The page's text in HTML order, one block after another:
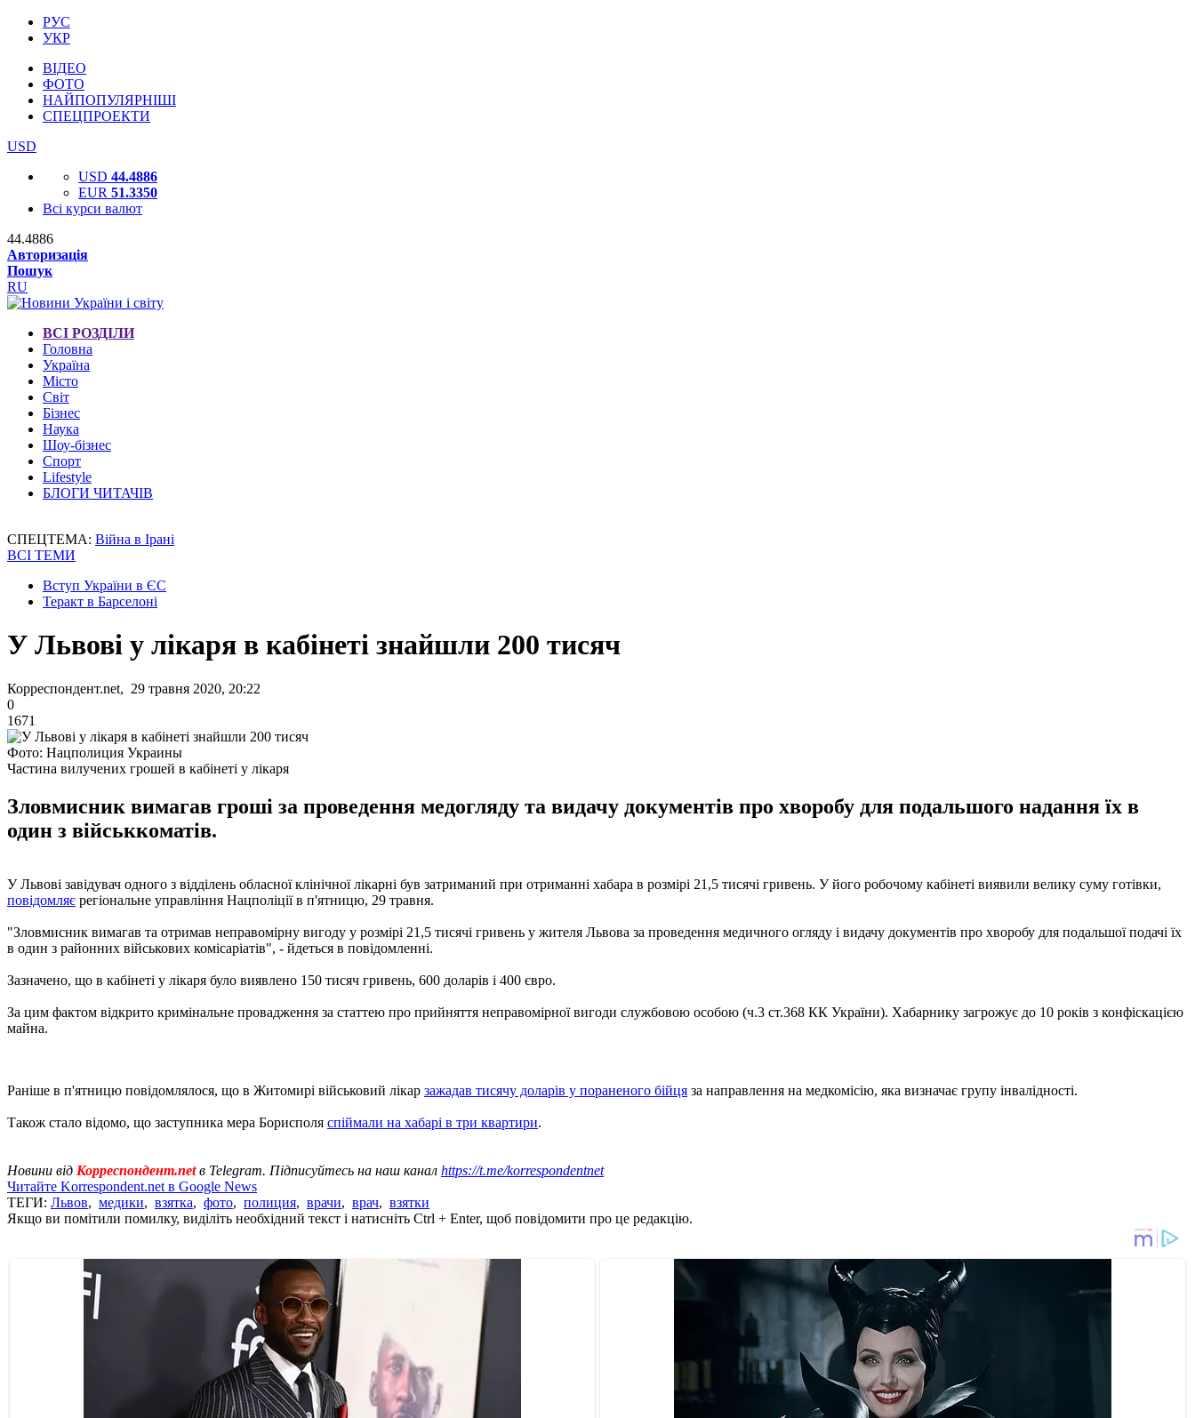
РУС
УКР
ВІДЕО
ФОТО
НАЙПОПУЛЯРНІШІ
СПЕЦПРОЕКТИ
USD
USD 44.4886
EUR 51.3350
Всі курси валют
44.4886
Авторизація
Пошук
RU
ВСІ РОЗДІЛИ
Головна
Україна
Місто
Світ
Бізнес
Наука
Шоу-бізнес
Спорт
Lifestyle
БЛОГИ ЧИТАЧІВ
СПЕЦТЕМА: Війна в Ірані
ВСІ ТЕМИ
Вступ України в ЄС
Теракт в Барселоні
У Львові у лікаря в кабінеті знайшли 200 тисяч
Корреспондент.net, 29 травня 2020, 20:22
0
1671
Фото: Нацполиция Украины
Частина вилучених грошей в кабінеті у лікаря
Зловмисник вимагав гроші за проведення медогляду та видачу документів про хворобу для подальшого надання їх в
один з військкоматів.
У Львові завідувач одного з відділень обласної клінічної лікарні був затриманий при отриманні хабара в розмірі 21,5 тисячі гривень. У його робочому кабінеті виявили велику суму готівки,
повідомляє регіональне управління Нацполіції в п'ятницю, 29 травня.
"Зловмисник вимагав та отримав неправомірну вигоду у розмірі 21,5 тисячі гривень у жителя Львова за проведення медичного огляду і видачу документів про хворобу для подальшої подачі їх
в один з районних військових комісаріатів", - йдеться в повідомленні.
Зазначено, що в кабінеті у лікаря було виявлено 150 тисяч гривень, 600 доларів і 400 євро.
За цим фактом відкрито кримінальне провадження за статтею про прийняття неправомірної вигоди службовою особою (ч.3 ст.368 КК України). Хабарнику загрожує до 10 років з конфіскацією
майна.
Раніше в п'ятницю повідомлялося, що в Житомирі військовий лікар зажадав тисячу доларів у пораненого бійця за направлення на медкомісію, яка визначає групу інвалідності.
Також стало відомо, що заступника мера Борисполя спіймали на хабарі в три квартири.
Новини від Корреспондент.netв Telegram. Підписуйтесь на наш канал https://t.me/korrespondentnet
Читайте Korrespondent.net в Google News
ТЕГИ: Львов, медики, взятка, фото, полиция, врачи, врач, взятки
Якщо ви помітили помилку, виділіть необхідний текст і натисніть Ctrl + Enter, щоб повідомити про це редакцію.